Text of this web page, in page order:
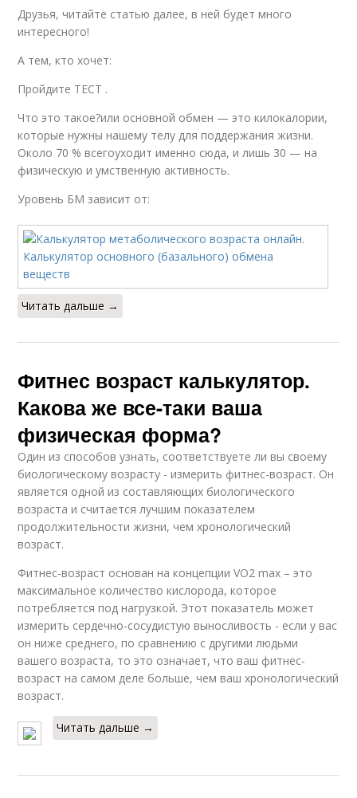
Друзья, читайте статью далее, в ней будет много
интересного!
А тем, кто хочет:
Пройдите ТЕСТ .
Что это такое?или основной обмен — это килокалории,
которые нужны нашему телу для поддержания жизни.
Около 70 % всегоуходит именно сюда, и лишь 30 — на
физическую и умственную активность.
Уровень БМ зависит от:
Читать дальше →
Фитнес возраст калькулятор.
Какова же все-таки ваша
физическая форма?
Один из способов узнать, соответствуете ли вы своему
биологическому возрасту - измерить фитнес-возраст. Он
является одной из составляющих биологического
возраста и считается лучшим показателем
продолжительности жизни, чем хронологический
возраст.
Фитнес-возраст основан на концепции VO2 max – это
максимальное количество кислорода, которое
потребляется под нагрузкой. Этот показатель может
измерить сердечно-сосудистую выносливость - если у вас
он ниже среднего, по сравнению с другими людьми
вашего возраста, то это означает, что ваш фитнес-
возраст на самом деле больше, чем ваш хронологический
возраст.
Читать дальше →